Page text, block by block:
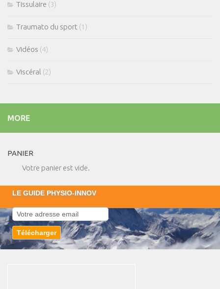
Tissulaire (3)
Traumato du sport (1)
Vidéos (4)
Viscéral (2)
MORE
PANIER
Votre panier est vide.
LE GUIDE PHYSIO-INNOV